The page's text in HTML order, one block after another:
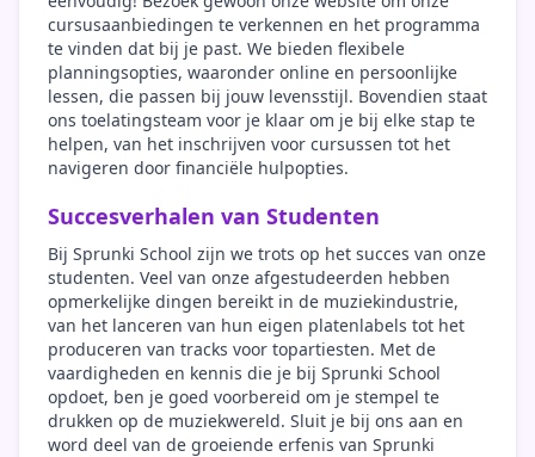
cursusaanbiedingen te verkennen en het programma
te vinden dat bij je past. We bieden flexibele
planningsopties, waaronder online en persoonlijke
lessen, die passen bij jouw levensstijl. Bovendien staat
ons toelatingsteam voor je klaar om je bij elke stap te
helpen, van het inschrijven voor cursussen tot het
navigeren door financiële hulpopties.
Succesverhalen van Studenten
Bij Sprunki School zijn we trots op het succes van onze
studenten. Veel van onze afgestudeerden hebben
opmerkelijke dingen bereikt in de muziekindustrie,
van het lanceren van hun eigen platenlabels tot het
produceren van tracks voor topartiesten. Met de
vaardigheden en kennis die je bij Sprunki School
opdoet, ben je goed voorbereid om je stempel te
drukken op de muziekwereld. Sluit je bij ons aan en
word deel van de groeiende erfenis van Sprunki